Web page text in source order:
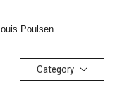
Louis Poulsen
Category